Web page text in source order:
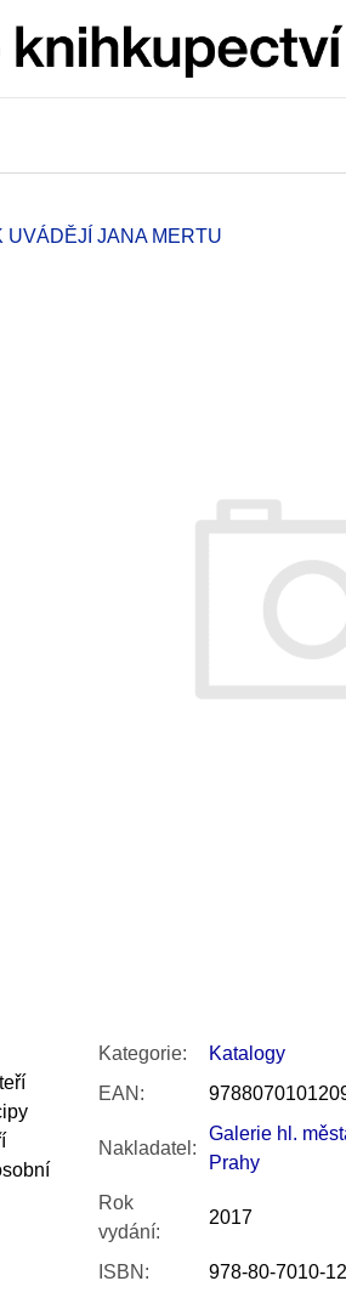
UVÁDĚJÍ JANA MERTU
Kategorie:
Katalogy
EAN :
Nakladatel :
Galerie hl.
Prahy
Rok
vydání:
2017
ISBN : 978-80-7010-
HLEDAT
VÝVAR
NEJEN
Původně:
350 Kč